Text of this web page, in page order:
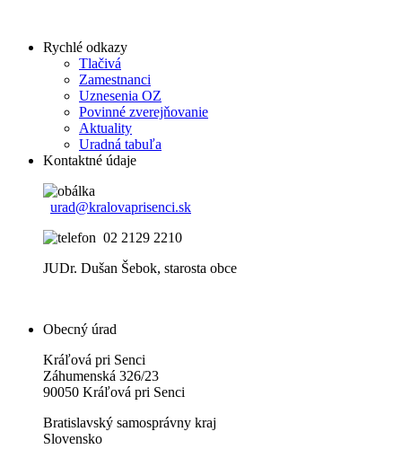
Rychlé odkazy
Tlačivá
Zamestnanci
Uznesenia OZ
Povinné zverejňovanie
Aktuality
Uradná tabuľa
Kontaktné údaje
urad@kralovaprisenci.sk
02 2129 2210
JUDr. Dušan Šebok, starosta obce
Obecný úrad
Kráľová pri Senci
Záhumenská 326/23
90050 Kráľová pri Senci
Bratislavský samosprávny kraj
Slovensko